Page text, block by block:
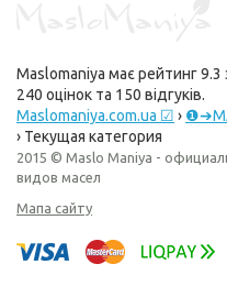
Maslomaniya має рейтинг9.3
240 оцінок та 150 відгуків.
Maslomaniya.com.ua ☑ ›
› Текущая категория
2015 © Maslo Maniya -
видов масел
Мапа сайту